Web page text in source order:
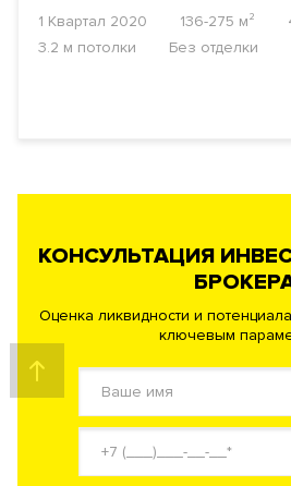
1 Квартал 2020
136-275 м²
3.2 м потолки
Без отделки
КОНСУЛЬТАЦИЯ
Оценка ликвидности и
ключевым